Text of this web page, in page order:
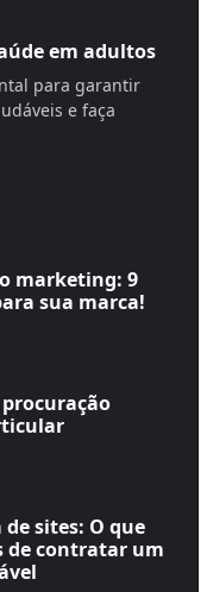
em adultos
para garantir
e faça
marketing: 9
sua marca!
de sites: O que
de contratar um